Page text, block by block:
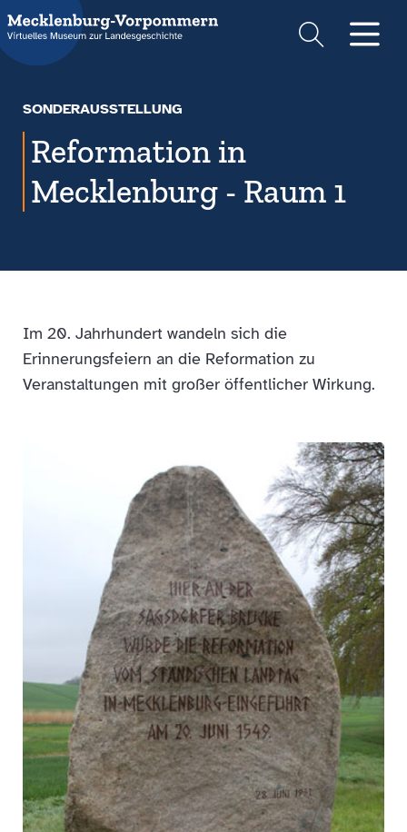
Suche
SONDERAUSSTELLUNG
Reformation in
Mecklenburg - Raum 1
Im 20. Jahrhundert wandeln sich die
Erinnerungsfeiern an die Reformation zu
Veranstaltungen mit großer öffentlicher Wirkung.